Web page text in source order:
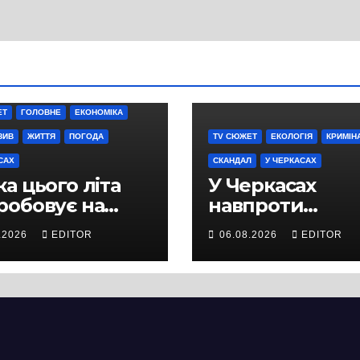
ГОЛОВНЕ ЕКОНОМІКА
ЖИТТЯ ПОГОДА
цього літа
на
не лише
а й дороги
EDITOR
TV СЮЖЕТ ЕКОЛОГІЯ
СКАНДАЛ У ЧЕРКАСАХ
У Черкасах
навпроти
будівництва
нового
супермаркету
06.08.2026 EDITOR